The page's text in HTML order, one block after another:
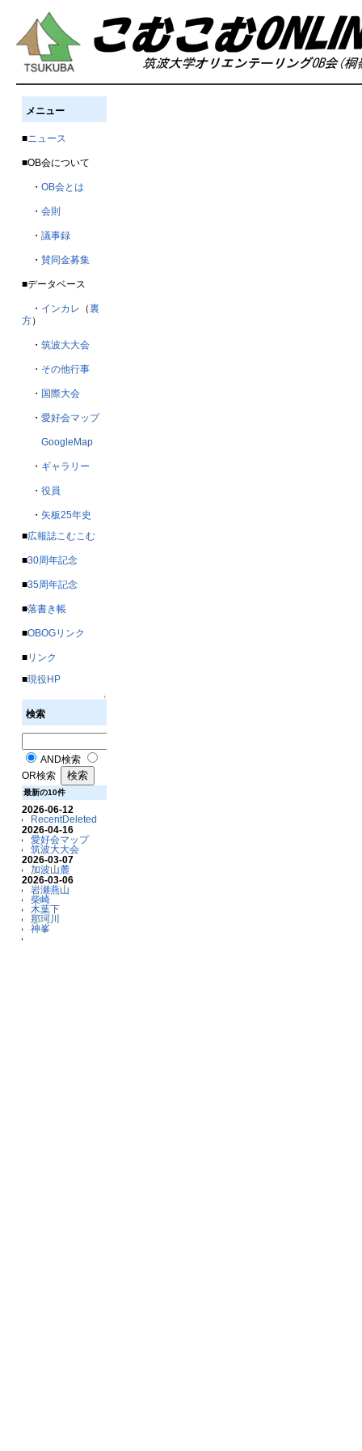
メニュー
■ニュース
■OB会について
・ OB会とは
・ 会則
・ 議事録
・ 賛同金募集
■データベース
・ インカレ （裏
方）
・ 筑波大大会
・ その他行事
・ 国際大会
・ 愛好会マップ
GoogleMap
・ ギャラリー
・ 役員
・ 矢板25年史
■広報誌こむこむ
■30周年記念
■35周年記念
■落書き帳
■OBOGリンク
■リンク
■現役HP
↑
検索
AND検索
OR検索
最新の10件
2026-06-12
RecentDeleted
2026-04-16
愛好会マップ
筑波大大会
2026-03-07
加波山麓
2026-03-06
岩瀬燕山
柴崎
木葉下
那珂川
神峯